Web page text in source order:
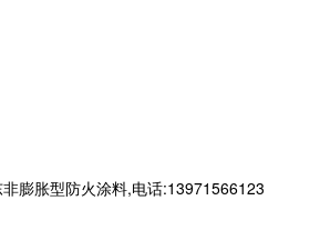
膨胀型防火涂料,电话:13971566123